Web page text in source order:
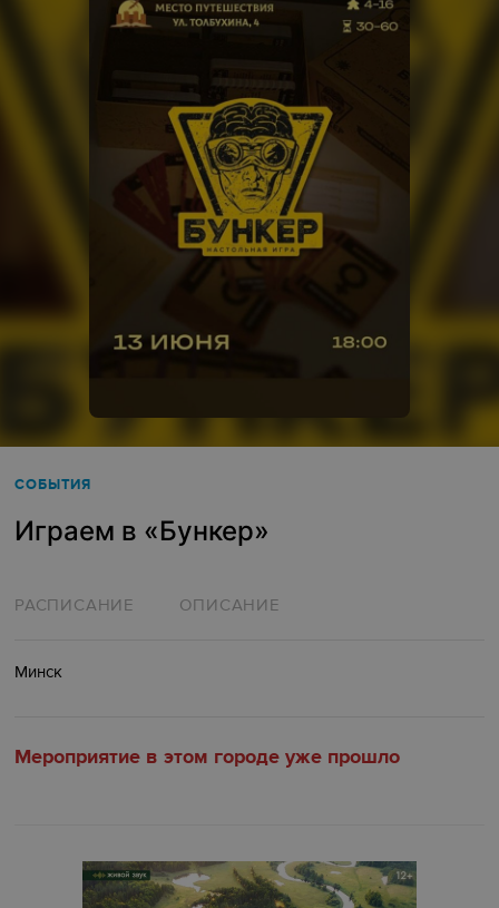
СОБЫТИЯ
Играем в «Бункер»
РАСПИСАНИЕ ОПИСАНИЕ
Минск
Мероприятие в этом городе уже прошло